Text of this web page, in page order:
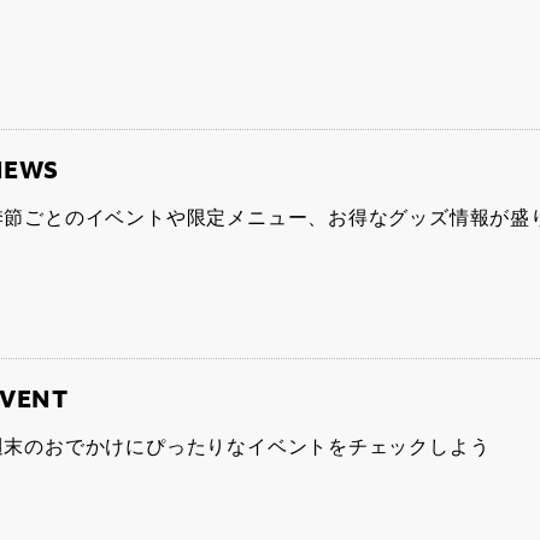
節ごとのイベントや限定メニュー、お得なグッズ情報が盛
末のおでかけにぴったりなイベントをチェックしよう